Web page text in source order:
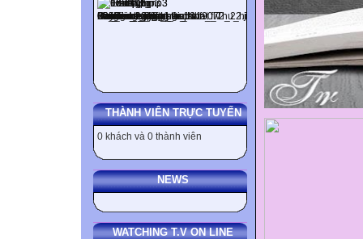
THÀNH VIÊN TRỰC TUYẾN
0 khách và 0 thành viên
NEWS
WATCHING T.V ON LINE